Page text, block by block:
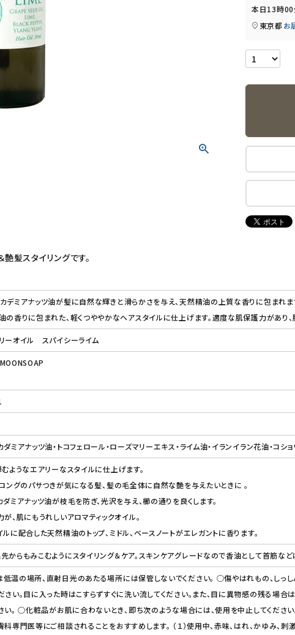
本日13時
東京都 お
髪スタイリングです。
デミアナッツ油が髪に自然な輝きと滑らかさを与え、天然精油の上質な香りに包まれ
の香りに包まれた、軽くつややかなヘアスタイルに仕上げます。適度な肌保護力があり、
ーオイル スパイシーライム
ミアナッツ油・トコフェロール・ローズマリーエキス・ライム油・イランイラン花油・コシ
ようなエアリーなスタイルに仕上げます。
ングのパサつきが気になる髪、髪の毛全体に自然な艶を与えたいときに 。
ミアナッツ油が枝毛を防ぎ、光沢を与え、櫛の通りを良くします。
、肌にもうれしいアロマティックオイル。
に配合した天然精油のトップ、ミドル、ベースノートがエレガントに香ります。
からもみこむようにスタイリング＆ケア。スキンケアグレードなので香油として首筋な
温の場所、直射日光のあたる場所には保管しないでください。 ○傷やはれもの、しっ
さい。目に入った時はこすらずすぐに洗い流してください。また、目に異物感の残る場
い。 ○化粧品がお肌に合わないとき、即ち次のような場合には、使用を中止してくだ
科専門医等にご相談されることをおすすめします。 （１）使用中、赤味、はれ、かゆみ、